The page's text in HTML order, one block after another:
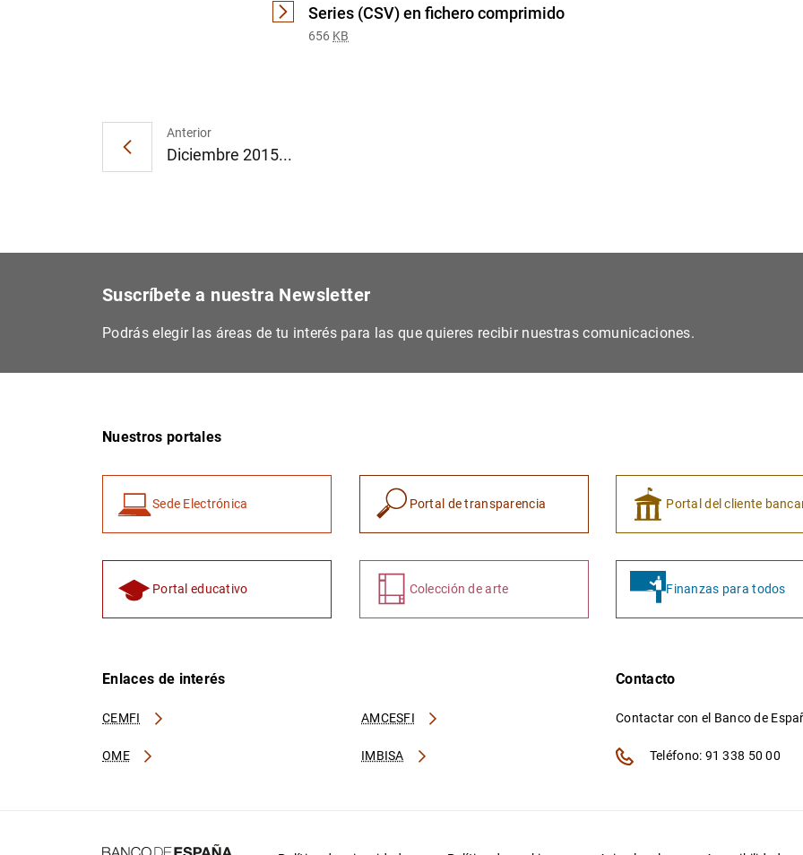
Series (CSV) en fichero comprimido
656 KB
Anterior
Diciembre 2015...
Suscríbete a nuestra Newsletter
Podrás elegir las áreas de tu interés para las que quieres recibir nuestras comunicaciones.
Nuestros portales
Sede Electrónica Portal de transparencia Portal del cliente
Portal educativo Colección de arte Finanzas para todos
Enlaces de interés
CEMFI AMCESFI
OME IMBISA
Contacto
Contactar con el Banco de
Teléfono: 91 338 50 00